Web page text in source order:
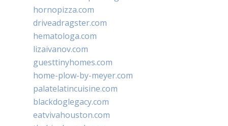
hornopizza.com
driveadragster.com
hematologa.com
lizaivanov.com
guesttinyhomes.com
home-plow-by-meyer.com
palatelatincuisine.com
blackdoglegacy.com
eatvivahouston.com